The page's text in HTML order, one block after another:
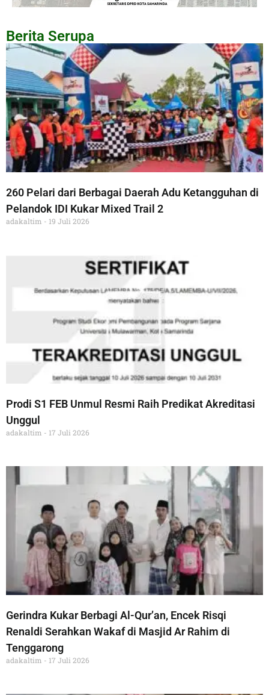
Berita Serupa
260 Pelari dari Berbagai Daerah Adu Ketangguhan di
Pelandok IDI Kukar Mixed Trail 2
adakaltim 19 Juli 2026
Prodi S1 FEB Unmul Resmi Raih Predikat Akreditasi
Unggul
adakaltim 17 Juli 2026
Gerindra Kukar Berbagi Al-Qur’an, Encek Risqi
Renaldi Serahkan Wakaf di Masjid Ar Rahim di
Tenggarong
adakaltim 17 Juli 2026